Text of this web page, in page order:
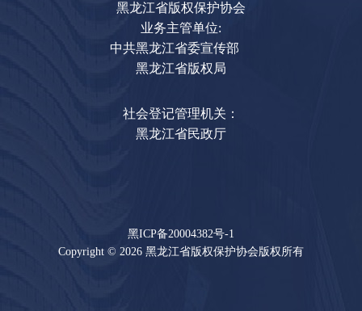
黑龙江省版权保护协会
业务主管单位:
中共黑龙江省委宣传部
黑龙江省版权局
社会登记管理机关：
黑龙江省民政厅
黑ICP备20004382号-1
Copyright © 2026 黑龙江省版权保护协会版权所有